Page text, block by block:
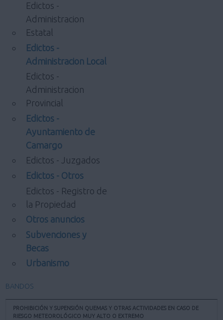
Edictos -
Administracion
Estatal
Edictos -
Administracion Local
Edictos -
Administracion
Provincial
Edictos -
Ayuntamiento de
Camargo
Edictos - Juzgados
Edictos - Otros
Edictos - Registro de
la Propiedad
Otros anuncios
Subvenciones y
Becas
Urbanismo
BANDOS
PROHIBICIÓN Y SUPENSIÓN QUEMAS Y OTRAS ACTIVIDADES EN CASO DE
RIESGO METEOROLÓGICO MUY ALTO O EXTREMO